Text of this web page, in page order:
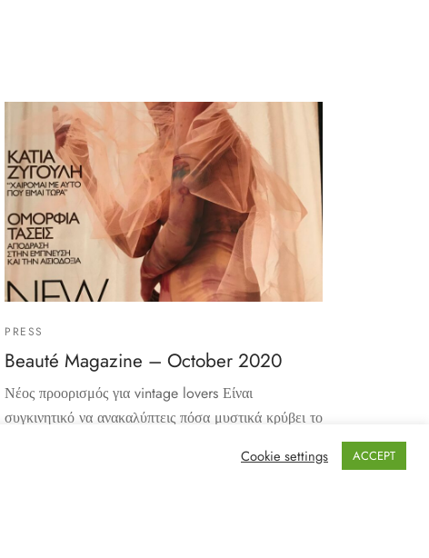
PRESS
Beauté Magazine – October 2020
Νέος προορισμός για vintage lovers Είναι
συγκινητικό να ανακαλύπτεις πόσα μυστικά κρύβει το
Cookie settings ACCEPT